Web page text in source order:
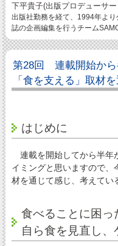
下平貴子(出版プロデューサ
出版社勤務を経て、1994年よ
誌の企画編集を行うチーム
第28回 連載開始から
「食を支える」取材
はじめに
連載を開始してから半年
イミングと思いますので、
材を通じて感じ、考えてい
食べることに困っ
自ら食を見直し